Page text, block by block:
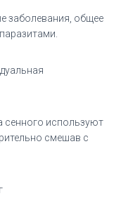
заболевания, общее
сенного используют
смешав с